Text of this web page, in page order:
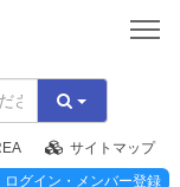
サイトマップ
ログイン・メンバー登録